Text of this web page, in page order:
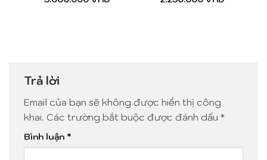
Trả lời
Email của bạn sẽ không được hiển thị công
khai. Các trường bắt buộc được đánh dấu *
Bình luận *